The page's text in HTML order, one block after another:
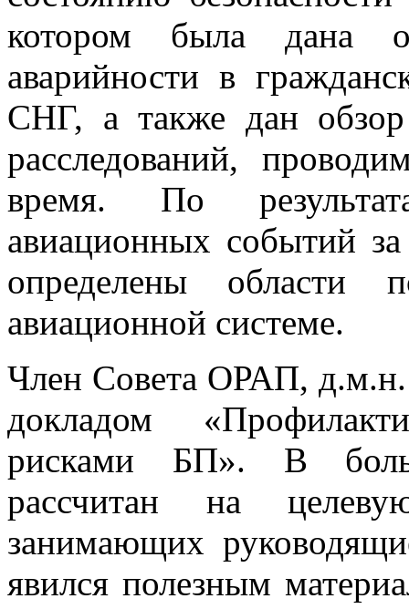
котором была дана
аварийности в
СНГ, а также дан обзор
расследований,
время. По
авиационных событий
определены области
авиационной системе.
Член Совета ОРАП,
докладом
рисками БП». В
рассчитан на
занимающих
явился полезным